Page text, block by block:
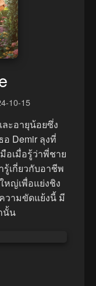
10-15
ละอายุน้อยซึ่ง
อ Demir ลุงที่
อเมื่อรู้ว่าพี่ชาย
รู้เกี่ยวกับอาชีพ
หญ่เพื่อแย่งชิง
วามขัดแย้งนี้ มี
นั้น